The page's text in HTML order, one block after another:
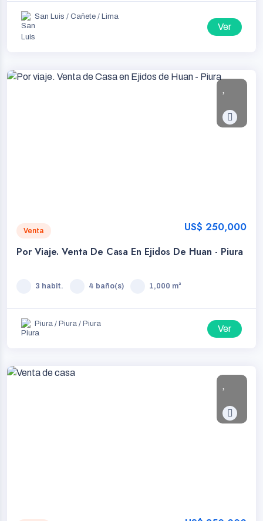
San Luis / Cañete / Lima
Ver
Venta US$ 250,000
Por Viaje. Venta De Casa En Ejidos De Huan - Piura
3 habit. 4 baño(s) 1,000 m²
Piura / Piura / Piura Ver